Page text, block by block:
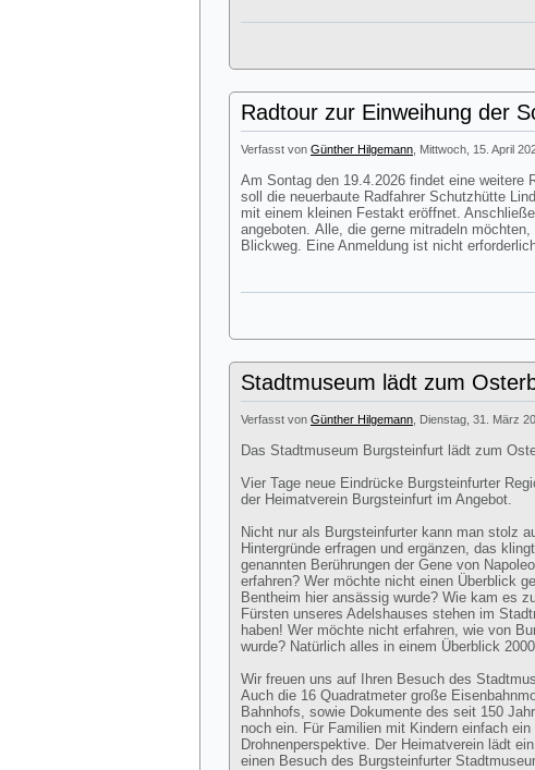
Radtour zur Einweihung der
Verfasst von Günther Hilgemann , Mittwoch, 15. April
Am Sontag den 19.4.2026 findet eine
soll die neuerbaute Radfahrer Schutzhütte
mit einem kleinen Festakt eröffnet.
angeboten. Alle, die gerne mitradeln
Blickweg. Eine Anmeldung ist nicht
Stadtmuseum lädt zum
Verfasst von Günther Hilgemann , Dienstag, 31. März
Das Stadtmuseum Burgsteinfurt lädt zum
Vier Tage neue Eindrücke Burgsteinfurter
der Heimatverein Burgsteinfurt im Angebot.
Nicht nur als Burgsteinfurter kann man stolz
Hintergründe erfragen und ergänzen, das
genannten Berührungen der Gene von
erfahren? Wer möchte nicht einen Überblick
Bentheim hier ansässig wurde? Wie kam es
Fürsten unseres Adelshauses stehen im
haben! Wer möchte nicht erfahren, wie von
wurde? Natürlich alles in einem Überblick
Wir freuen uns auf Ihren Besuch des
Auch die 16 Quadratmeter große
Bahnhofs, sowie Dokumente des seit 150
noch ein. Für Familien mit Kindern einfach
Drohnenperspektive. Der Heimatverein lädt
einen Besuch des Burgsteinfurter